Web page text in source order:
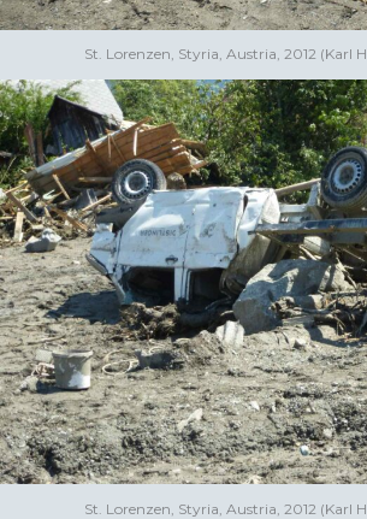
St. Lorenzen, Styria, Austria, 2012 (Karl
St. Lorenzen, Styria, Austria, 2012 (Karl